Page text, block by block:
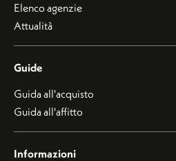
Elenco agenzie
Attualità
Guide
Guida all'acquisto
Guida all'affitto
Informazioni